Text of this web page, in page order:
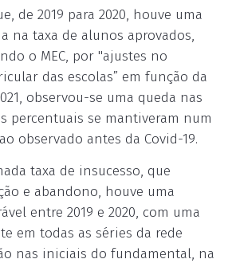
de 2019 para 2020, houve uma
na taxa de alunos aprovados,
o MEC, por "ajustes no
das escolas” em função da
observou-se uma queda nas
percentuais se mantiveram num
observado antes da Covid-19.
taxa de insucesso, que
e abandono, houve uma
entre 2019 e 2020, com uma
em todas as séries da rede
nas iniciais do fundamental, na